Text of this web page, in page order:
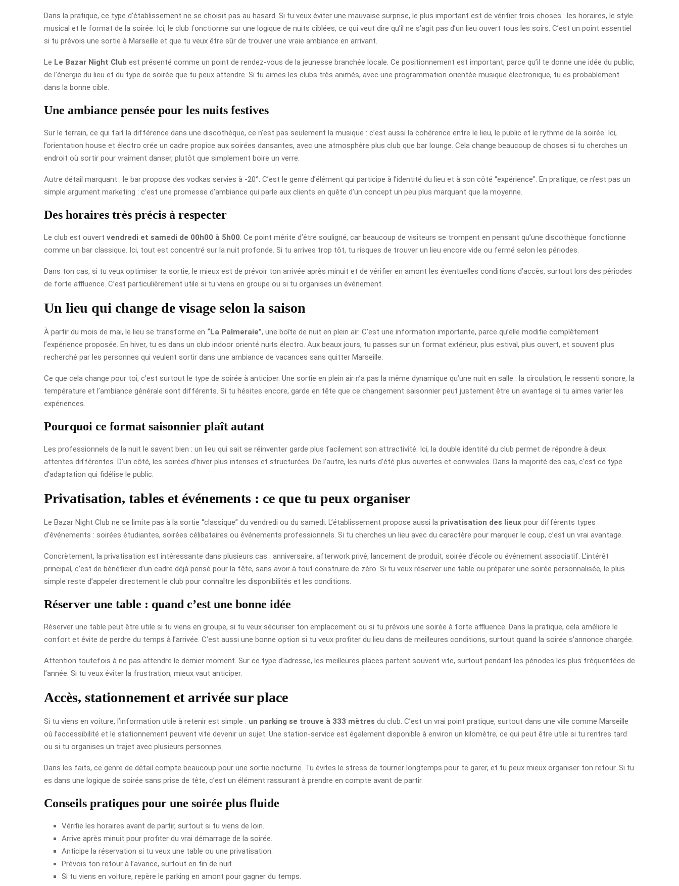
Dans la pratique, ce type d’établissement ne se choisit pas au hasard. Si tu veux éviter une mauvaise surprise, le plus important est de vérifier trois choses : les horaires, le style
musical et le format de la soirée. Ici, le club fonctionne sur une logique de nuits ciblées, ce qui veut dire qu’il ne s’agit pas d’un lieu ouvert tous les soirs. C’est un point essentiel
si tu prévois une sortie à Marseille et que tu veux être sûr de trouver une vraie ambiance en arrivant.
Le Le Bazar Night Club est présenté comme un point de rendez-vous de la jeunesse branchée locale. Ce positionnement est important, parce qu’il te donne une idée du public,
de l’énergie du lieu et du type de soirée que tu peux attendre. Si tu aimes les clubs très animés, avec une programmation orientée musique électronique, tu es probablement
dans la bonne cible.
Une ambiance pensée pour les nuits festives
Sur le terrain, ce qui fait la différence dans une discothèque, ce n’est pas seulement la musique : c’est aussi la cohérence entre le lieu, le public et le rythme de la soirée. Ici,
l’orientation house et électro crée un cadre propice aux soirées dansantes, avec une atmosphère plus club que bar lounge. Cela change beaucoup de choses si tu cherches un
endroit où sortir pour vraiment danser, plutôt que simplement boire un verre.
Autre détail marquant : le bar propose des vodkas servies à -20°. C’est le genre d’élément qui participe à l’identité du lieu et à son côté “expérience”. En pratique, ce n’est pas un
simple argument marketing : c’est une promesse d’ambiance qui parle aux clients en quête d’un concept un peu plus marquant que la moyenne.
Des horaires très précis à respecter
Le club est ouvert vendredi et samedi de 00h00 à 5h00 . Ce point mérite d’être souligné, car beaucoup de visiteurs se trompent en pensant qu’une discothèque fonctionne
comme un bar classique. Ici, tout est concentré sur la nuit profonde. Si tu arrives trop tôt, tu risques de trouver un lieu encore vide ou fermé selon les périodes.
Dans ton cas, si tu veux optimiser ta sortie, le mieux est de prévoir ton arrivée après minuit et de vérifier en amont les éventuelles conditions d’accès, surtout lors des périodes
de forte affluence. C’est particulièrement utile si tu viens en groupe ou si tu organises un événement.
Un lieu qui change de visage selon la saison
À partir du mois de mai, le lieu se transforme en “La Palmeraie”, une boîte de nuit en plein air. C’est une information importante, parce qu’elle modifie complètement
l’expérience proposée. En hiver, tu es dans un club indoor orienté nuits électro. Aux beaux jours, tu passes sur un format extérieur, plus estival, plus ouvert, et souvent plus
recherché par les personnes qui veulent sortir dans une ambiance de vacances sans quitter Marseille.
Ce que cela change pour toi, c’est surtout le type de soirée à anticiper. Une sortie en plein air n’a pas la même dynamique qu’une nuit en salle : la circulation, le ressenti sonore, la
température et l’ambiance générale sont différents. Si tu hésites encore, garde en tête que ce changement saisonnier peut justement être un avantage si tu aimes varier les
expériences.
Pourquoi ce format saisonnier plaît autant
Les professionnels de la nuit le savent bien : un lieu qui sait se réinventer garde plus facilement son attractivité. Ici, la double identité du club permet de répondre à deux
attentes différentes. D’un côté, les soirées d’hiver plus intenses et structurées. De l’autre, les nuits d’été plus ouvertes et conviviales. Dans la majorité des cas, c’est ce type
d’adaptation qui fidélise le public.
Privatisation, tables et événements : ce que tu peux organiser
Le Bazar Night Club ne se limite pas à la sortie “classique” du vendredi ou du samedi. L’établissement propose aussi la privatisation des lieux pour différents types
d’événements : soirées étudiantes, soirées célibataires ou événements professionnels. Si tu cherches un lieu avec du caractère pour marquer le coup, c’est un vrai avantage.
Concrètement, la privatisation est intéressante dans plusieurs cas : anniversaire, afterwork privé, lancement de produit, soirée d’école ou événement associatif. L’intérêt
principal, c’est de bénéficier d’un cadre déjà pensé pour la fête, sans avoir à tout construire de zéro. Si tu veux réserver une table ou préparer une soirée personnalisée, le plus
simple reste d’appeler directement le club pour connaître les disponibilités et les conditions.
Réserver une table : quand c’est une bonne idée
Réserver une table peut être utile si tu viens en groupe, si tu veux sécuriser ton emplacement ou si tu prévois une soirée à forte affluence. Dans la pratique, cela améliore le
confort et évite de perdre du temps à l’arrivée. C’est aussi une bonne option si tu veux profiter du lieu dans de meilleures conditions, surtout quand la soirée s’annonce chargée.
Attention toutefois à ne pas attendre le dernier moment. Sur ce type d’adresse, les meilleures places partent souvent vite, surtout pendant les périodes les plus fréquentées de
l’année. Si tu veux éviter la frustration, mieux vaut anticiper.
Accès, stationnement et arrivée sur place
Si tu viens en voiture, l’information utile à retenir est simple : un parking se trouve à 333 mètres du club. C’est un vrai point pratique, surtout dans une ville comme Marseille
où l’accessibilité et le stationnement peuvent vite devenir un sujet. Une station-service est également disponible à environ un kilomètre, ce qui peut être utile si tu rentres tard
ou si tu organises un trajet avec plusieurs personnes.
Dans les faits, ce genre de détail compte beaucoup pour une sortie nocturne. Tu évites le stress de tourner longtemps pour te garer, et tu peux mieux organiser ton retour. Si tu
es dans une logique de soirée sans prise de tête, c’est un élément rassurant à prendre en compte avant de partir.
Conseils pratiques pour une soirée plus fluide
Vérifie les horaires avant de partir, surtout si tu viens de loin.
Arrive après minuit pour profiter du vrai démarrage de la soirée.
Anticipe la réservation si tu veux une table ou une privatisation.
Prévois ton retour à l’avance, surtout en fin de nuit.
Si tu viens en voiture, repère le parking en amont pour gagner du temps.